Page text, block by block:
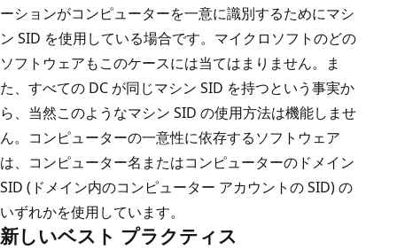
ーションがコンピューターを一意に識別するためにマシ
ン SID を使用している場合です。マイクロソフトのどの
ソフトウェアもこのケースには当てはまりません。ま
た、すべての DC が同じマシン SID を持つという事実か
ら、当然このようなマシン SID の使用方法は機能しませ
ん。コンピューターの一意性に依存するソフトウェア
は、コンピューター名またはコンピューターのドメイン
SID (ドメイン内のコンピューター アカウントの SID) の
いずれかを使用しています。
新しいベスト プラクティス